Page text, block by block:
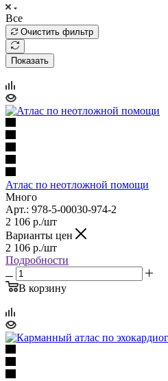
Все
Очистить фильтр
Показать
Атлас по неотложной помощи
Много
Арт.: 978-5-00030-974-2
2 106 р./шт
Варианты цен
2 106 р./шт
Подробности
В корзину